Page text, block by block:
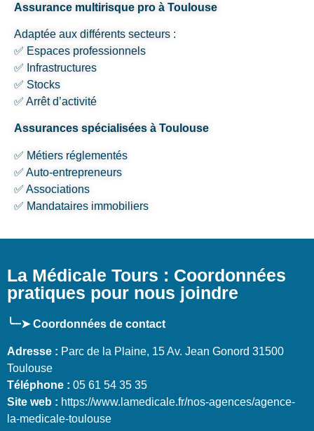
Assurance multirisque pro à Toulouse
Adaptée aux différents secteurs :
✅ Espaces professionnels
✅ Infrastructures
✅ Stocks
✅ Arrêt d’activité
Assurances spécialisées à Toulouse
✅ Métiers réglementés
✅ Auto-entrepreneurs
✅ Associations
✅ Mandataires immobiliers
La Médicale Tours : Coordonnées
pratiques pour nous joindre
╰┈➤ Coordonnées de contact
Adresse : Parc de la Plaine, 15 Av. Jean Gonord 31500
Toulouse
Téléphone : 05 61 54 35 35
Site web : https://www.lamedicale.fr/nos-agences/agence-
la-medicale-toulouse